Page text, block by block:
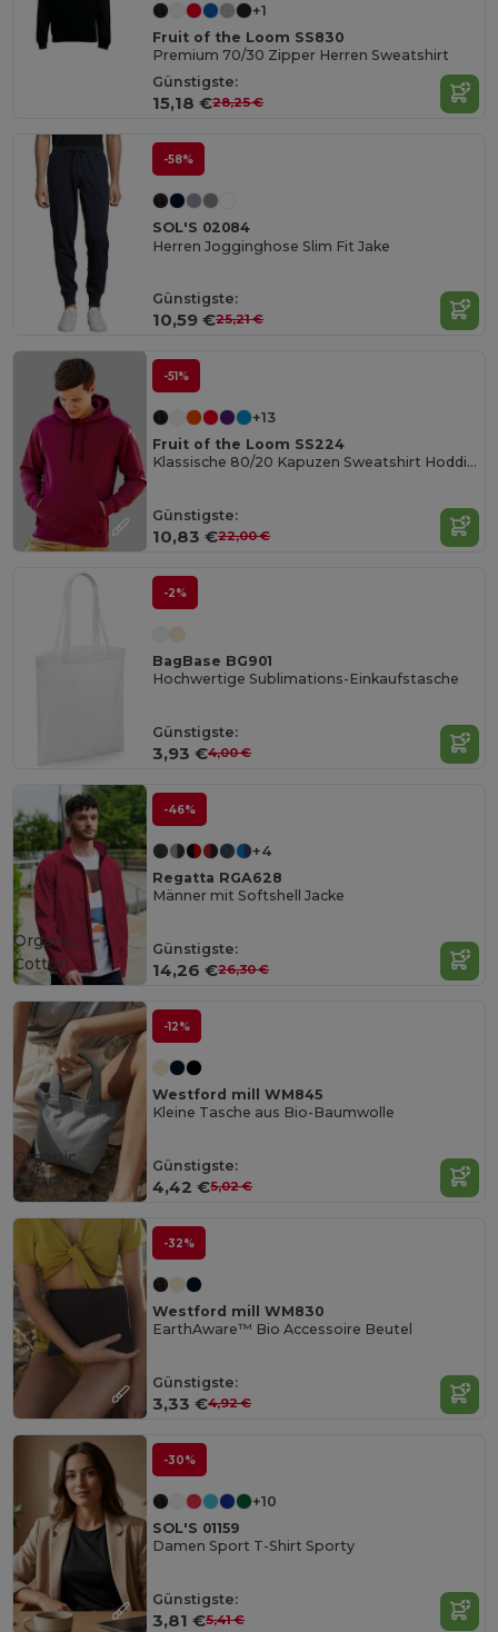
+1
Fruit of the Loom SS830
Premium 70/30 Zipper Herren Sweatshirt
Günstigste:
15,18 €28,25 €
-58%
SOL'S 02084
Herren Jogginghose Slim Fit Jake
Günstigste:
10,59 €25,21 €
-51%
+13
Fruit of the Loom SS224
Klassische 80/20 Kapuzen Sweatshirt Hoddie Herren
Günstigste:
10,83 €22,00 €
-2%
BagBase BG901
Hochwertige Sublimations-Einkaufstasche
Günstigste:
3,93 €4,00 €
-46%
+4
Regatta RGA628
Männer mit Softshell Jacke
Günstigste:
14,26 €26,30 €
Organic
Cotton
-12%
Westford mill WM845
Kleine Tasche aus Bio-Baumwolle
Günstigste:
4,42 €5,02 €
Organic
Cotton
-32%
Westford mill WM830
EarthAware™ Bio Accessoire Beutel
Günstigste:
3,33 €4,92 €
-30%
+10
SOL'S 01159
Damen Sport T-Shirt Sporty
Günstigste:
3,81 €5,41 €